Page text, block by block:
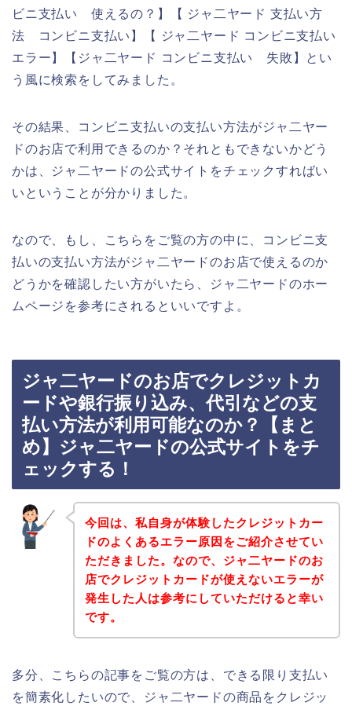
ビニ支払い 使えるの？】【 ジャ二ヤード 支払い方
法 コンビニ支払い】【 ジャ二ヤード コンビニ支払い
エラー】【ジャ二ヤード コンビニ支払い 失敗】とい
う風に検索をしてみました。
その結果、コンビニ支払いの支払い方法がジャ二ヤー
ドのお店で利用できるのか？それともできないかどう
かは、ジャ二ヤードの公式サイトをチェックすればい
いということが分かりました。
なので、もし、こちらをご覧の方の中に、コンビニ支
払いの支払い方法がジャ二ヤードのお店で使えるのか
どうかを確認したい方がいたら、ジャ二ヤードのホー
ムページを参考にされるといいですよ。
ジャ二ヤードのお店でクレジットカ
ードや銀行振り込み、代引などの支
払い方法が利用可能なのか？【まと
め】ジャ二ヤードの公式サイトをチ
ェックする！
今回は、私自身が体験したクレジットカー
ドのよくあるエラー原因をご紹介させてい
ただきました。なので、ジャ二ヤードのお
店でクレジットカードが使えないエラーが
発生した人は参考にしていただけると幸い
です。
多分、こちらの記事をご覧の方は、できる限り支払い
を簡素化したいので、ジャ二ヤードの商品をクレジッ